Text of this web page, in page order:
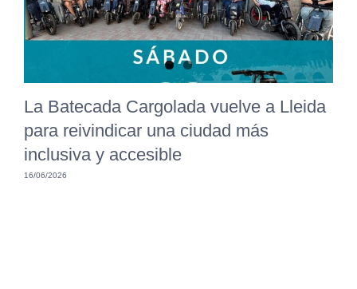
La Batecada Cargolada vuelve a Lleida
para reivindicar una ciudad más
inclusiva y accesible
16/06/2026